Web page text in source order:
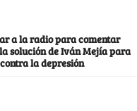
a la radio para comentar
solución de Iván Mejía para
la depresión